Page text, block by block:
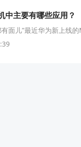
中主要有哪些应用？